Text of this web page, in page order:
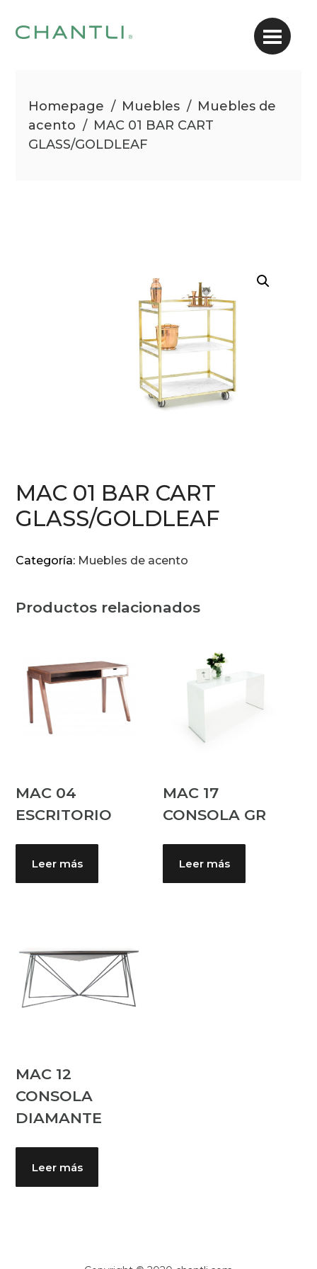
Homepage / Muebles / Muebles de
acento / MAC 01 BAR CART
GLASS/GOLDLEAF
MAC 01 BAR CART
GLASS/GOLDLEAF
Categoría: Muebles de acento
Productos relacionados
MAC 04
ESCRITORIO
Leer más
MAC 17
CONSOLA GR
Leer más
MAC 12
CONSOLA
DIAMANTE
Leer más